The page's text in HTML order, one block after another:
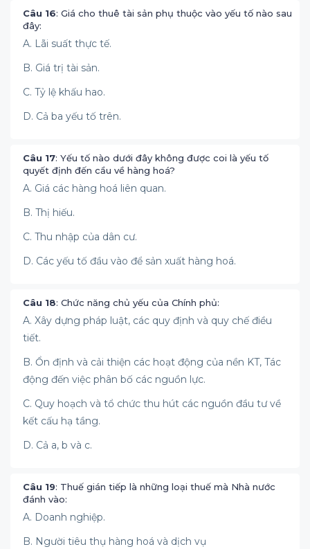
Câu 16: Giá cho thuê tài sản phụ thuộc vào yếu tố nào sau
đây:
A. Lãi suất thực tế.
B. Giá trị tài sản.
C. Tỷ lệ khấu hao.
D. Cả ba yếu tố trên.
Câu 17: Yếu tố nào dưới đây không được coi là yếu tố
quyết định đến cầu về hàng hoá?
A. Giá các hàng hoá liên quan.
B. Thị hiếu.
C. Thu nhập của dân cư.
D. Các yếu tố đầu vào để sản xuất hàng hoá.
Câu 18: Chức năng chủ yếu của Chính phủ:
A. Xây dựng pháp luật, các quy định và quy chế điều
tiết.
B. Ổn định và cải thiện các hoạt động của nền KT, Tác
động đến việc phân bố các nguồn lực.
C. Quy hoạch và tổ chức thu hút các nguồn đầu tư về
kết cấu hạ tầng.
D. Cả a, b và c.
Câu 19: Thuế gián tiếp là những loại thuế mà Nhà nước
đánh vào:
A. Doanh nghiệp.
B. Người tiêu thụ hàng hoá và dịch vụ